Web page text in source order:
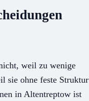
weil zu wenige
sie ohne feste Struktur
in Altentreptow ist